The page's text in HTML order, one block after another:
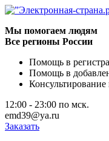
Мы помогаем людям
Все регионы России
Помощь в
Помощь в
12:00 - 23:00 по мск.
emd39@ya.ru
Заказать